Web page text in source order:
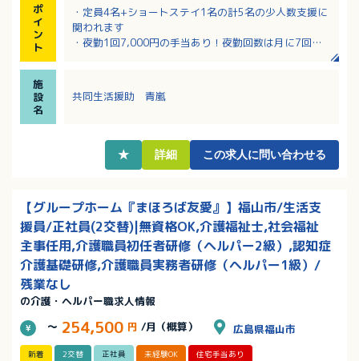
ポ
イ
ン
ト
・定員4名+ショートステイ1名の計5名の少人数支援に
関われます
・夜勤1回7,000円の手当あり！夜勤回数は月に7回程
は別途手当あり！
・時間外労働なし！16：00～翌10：00の間での月10
施
設
名
共同生活援助 青嵐
★ 詳細 この求人に問い合わせる
【グループホーム『まほろば友愛』】福山市/生活支
援員/正社員(2交替)|無資格OK,介護福祉士,社会福祉
主事任用,介護職員初任者研修（ヘルパー2級）,認知症
介護基礎研修,介護職員実務者研修（ヘルパー1級）/
残業なし
の介護・ヘルパー職求人情報
～ 254,500 円 /月（概算） 広島県福山市
新着 2交替 正社員 未経験OK 住宅手当あり